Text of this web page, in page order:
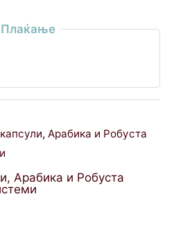
Плаќање
,Арабика и Робуста
, Арабика и Робуста